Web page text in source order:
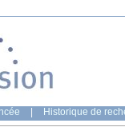
Historique de